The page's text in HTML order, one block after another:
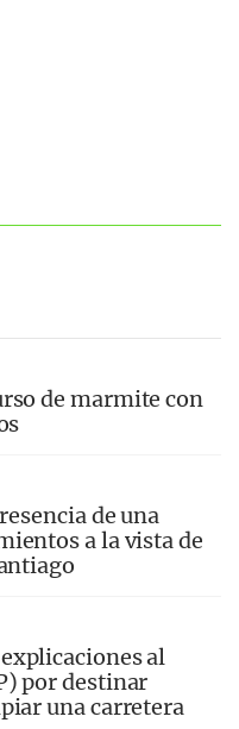
de marmite con
de una
a la vista de
al
por destinar
una carretera